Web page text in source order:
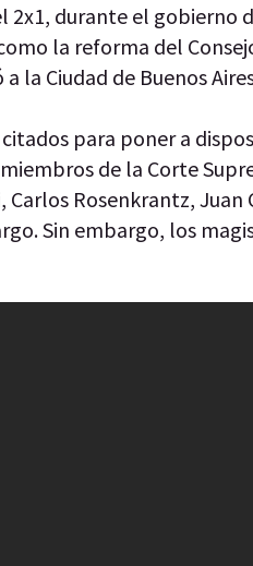
durante el gobierno
la reforma del
la Ciudad de Buenos
para poner a
de la Corte
Rosenkrantz, Juan
Sin embargo, los